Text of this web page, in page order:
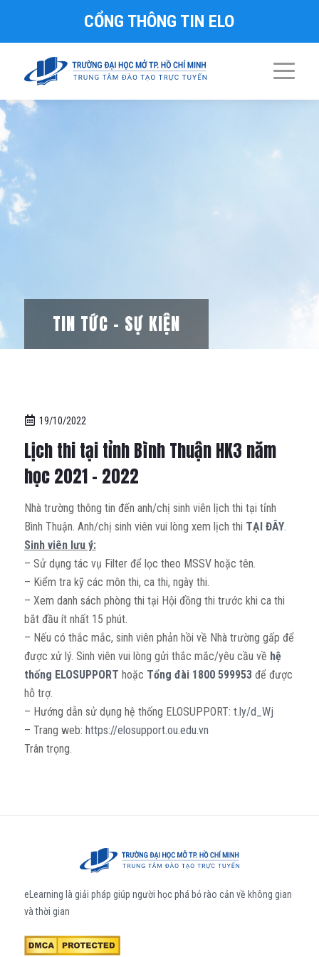
CỔNG THÔNG TIN ELO
TIN TỨC – SỰ KIỆN
19/10/2022
Lịch thi tại tỉnh Bình Thuận HK3 năm
học 2021 – 2022
Nhà trường thông tin đến anh/chị sinh viên lịch thi tại tỉnh
Bình Thuận. Anh/chị sinh viên vui lòng xem lịch thi TẠI ĐÂY.
Sinh viên lưu ý:
– Sử dụng tác vụ Filter để lọc theo MSSV hoặc tên.
– Kiểm tra kỹ các môn thi, ca thi, ngày thi.
– Xem danh sách phòng thi tại Hội đồng thi trước khi ca thi
bắt đầu ít nhất 15 phút.
– Nếu có thắc mắc, sinh viên phản hồi về Nhà trường gấp để
được xử lý. Sinh viên vui lòng gửi thắc mắc/yêu cầu về hệ
thống ELOSUPPORT hoặc Tổng đài 1800 599953để được
hỗ trợ.
– Hướng dẫn sử dụng hệ thống ELOSUPPORT: t.ly/d_Wj
– Trang web: https://elosupport.ou.edu.vn
Trân trọng.
eLearning là giải pháp giúp người học phá bỏ rào cản về không gian
và thời gian